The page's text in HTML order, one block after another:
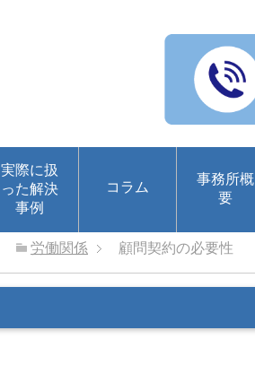
実際に扱
った解決
事例
コラム
事務所概
要
労働関係 顧問契約の必要性